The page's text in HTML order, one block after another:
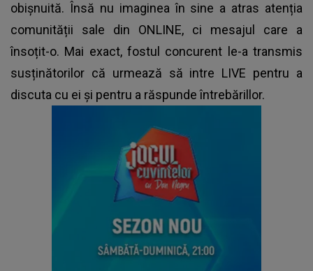
obișnuită. Însă nu imaginea în sine a atras atenția
comunității sale din ONLINE, ci mesajul care a
însoțit-o. Mai exact, fostul concurent le-a transmis
susținătorilor că urmează să intre LIVE pentru a
discuta cu ei și pentru a răspunde întrebărillor.